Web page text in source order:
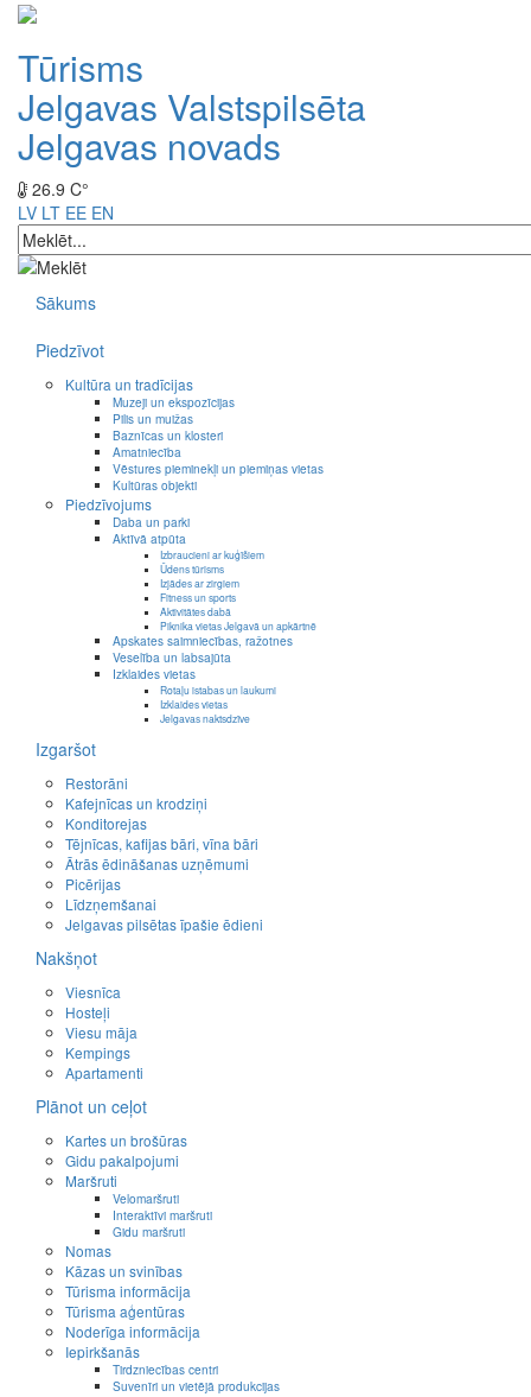
Tūrisms
Jelgavas Valstspilsēta
Jelgavas novads
26.9 C°
LV LT EE EN
Sākums
Piedzīvot
Kultūra un tradīcijas
Muzeji un ekspozīcijas
Pilis un muižas
Baznīcas un klosteri
Amatniecība
Vēstures pieminekļi un piemiņas vietas
Kultūras objekti
Piedzīvojums
Daba un parki
Aktīvā atpūta
Izbraucieni ar kuģīšiem
Ūdens tūrisms
Izjādes ar zirgiem
Fitness un sports
Aktivitātes dabā
Piknika vietas Jelgavā un apkārtnē
Apskates saimniecības, ražotnes
Veselība un labsajūta
Izklaides vietas
Rotaļu istabas un laukumi
Izklaides vietas
Jelgavas naktsdzīve
Izgaršot
Restorāni
Kafejnīcas un krodziņi
Konditorejas
Tējnīcas, kafijas bāri, vīna bāri
Ātrās ēdināšanas uzņēmumi
Picērijas
Līdzņemšanai
Jelgavas pilsētas īpašie ēdieni
Nakšņot
Viesnīca
Hosteļi
Viesu māja
Kempings
Apartamenti
Plānot un ceļot
Kartes un brošūras
Gidu pakalpojumi
Maršruti
Velomaršruti
Interaktīvi maršruti
Gidu maršruti
Nomas
Kāzas un svinības
Tūrisma informācija
Tūrisma aģentūras
Noderīga informācija
Iepirkšanās
Tirdzniecības centri
Suvenīri un vietējā produkcijas